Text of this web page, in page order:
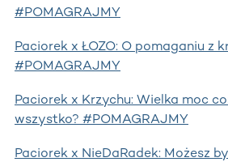
#POMAGRAJMY
Paciorek x ŁOZO: O pomaganiu z
#POMAGRAJMY
Paciorek x Krzychu: Wielka moc
wszystko? #POMAGRAJMY
Paciorek x NieDaRadek: Możesz